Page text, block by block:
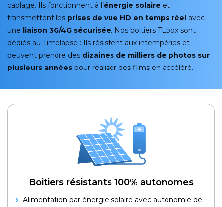
cablage. Ils fonctionnent à l’énergie solaire et
transmettent les prises de vue HD en temps réel avec
une liaison 3G/4G sécurisée. Nos boitiers TLbox sont
dédiés au Timelapse : Ils résistent aux intempéries et
peuvent prendre des dizaines de milliers de photos sur
plusieurs années pour réaliser des films en accéléré.
Boitiers résistants 100% autonomes
Alimentation par énergie solaire avec autonomie de